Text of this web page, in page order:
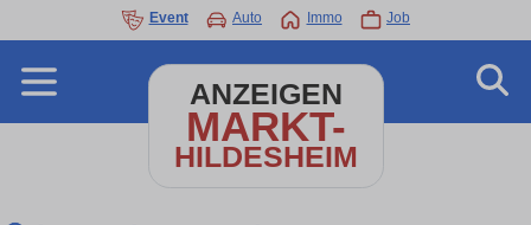
Event Auto Immo Job
ANZEIGEN
MARKT-
HILDESHEIM